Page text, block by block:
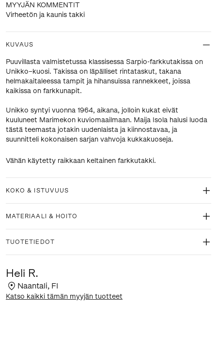
MYYJÄN KOMMENTIT
Virheetön ja kaunis takki
KUVAUS
Puuvillasta valmistetussa klassisessa Sarpio-farkkutakissa on
Unikko–kuosi. Takissa on läpälliset rintataskut, takana
helmakaitaleessa tampit ja hihansuissa rannekkeet, joissa
kaikissa on farkkunapit.
Unikko syntyi vuonna 1964, aikana, jolloin kukat eivät
kuuluneet Marimekon kuviomaailmaan. Maija Isola halusi luoda
tästä teemasta jotakin uudenlaista ja kiinnostavaa, ja
suunnitteli kokonaisen sarjan vahvoja kukkakuoseja.
Vähän käytetty raikkaan keltainen farkkutakki.
KOKO & ISTUVUUS
MATERIAALI & HOITO
TUOTETIEDOT
Heli R.
Naantali, FI
Katso kaikki tämän myyjän tuotteet